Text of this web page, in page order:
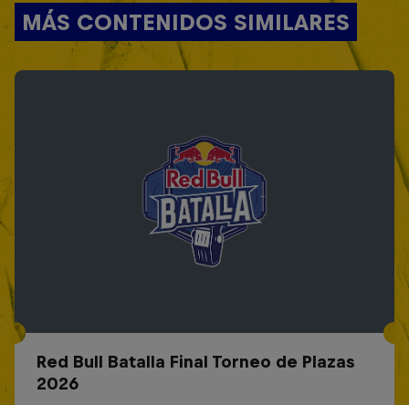
MÁS CONTENIDOS SIMILARES
Red Bull Batalla Final Torneo de Plazas
2026